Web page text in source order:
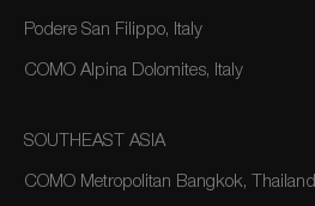
Podere San Filippo, Italy
COMO Alpina Dolomites, Italy
SOUTHEAST ASIA
COMO Metropolitan Bangkok, Thailand